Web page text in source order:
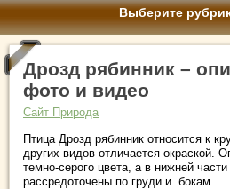
Выберите
Дрозд рябинник –
фото и видео
Сайт Природа
Птица Дрозд рябинник относится к
других видов отличается окраской.
темно-серого цвета, а в нижней
рассредоточены по груди и бокам.